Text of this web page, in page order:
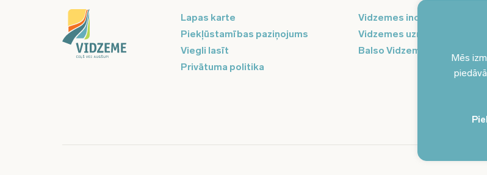
Mēs
Lapas karte
Piekļūstamības paziņojums
Viegli lasīt
Privātuma politika
Vidzemes inovāciju nedēļa
Vidzemes uzņēmējdarbības
Balso Vidzeme